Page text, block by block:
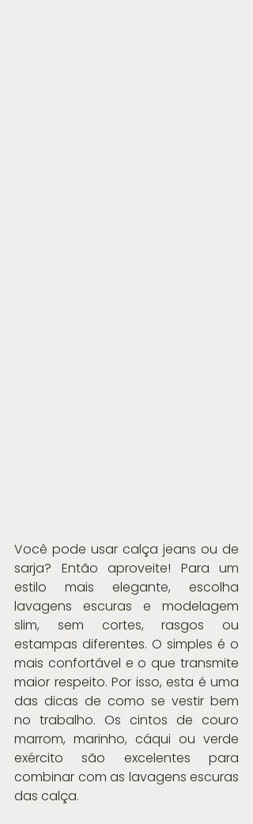
Você pode usar calça jeans ou de
sarja? Então aproveite! Para um
estilo mais elegante, escolha
lavagens escuras e modelagem
slim, sem cortes, rasgos ou
estampas diferentes. O simples é o
mais confortável e o que transmite
maior respeito. Por isso, esta é uma
das dicas de como se vestir bem
no trabalho. Os cintos de couro
marrom, marinho, cáqui ou verde
exército são excelentes para
combinar com as lavagens escuras
das calça.